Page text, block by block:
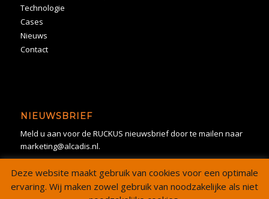
Technologie
Cases
Nieuws
Contact
NIEUWSBRIEF
Meld u aan voor de RUCKUS nieuwsbrief door te mailen naar
marketing@alcadis.nl.
Deze website maakt gebruik van cookies voor een optimale
ervaring. Wij maken zowel gebruik van noodzakelijke als niet